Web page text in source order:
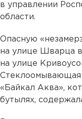
в управлении
области.
Опасную
на улице Шварца
на улице
Стеклоомывающая
«Байкал Аква»,
бутылях,